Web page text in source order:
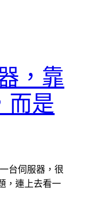
，靠
而是
台伺服器，很
，連上去看一